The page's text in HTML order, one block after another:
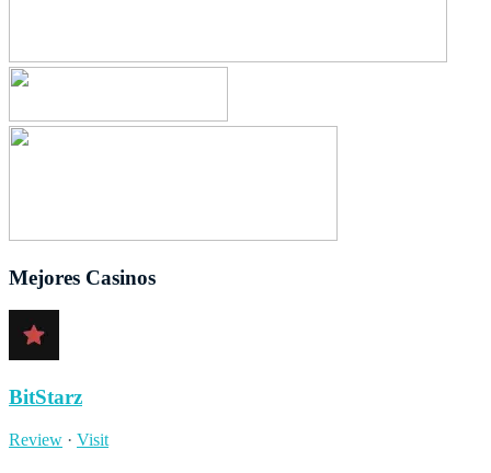
Mejores Casinos
BitStarz
Review · Visit